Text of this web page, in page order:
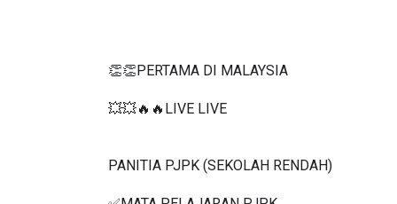
👏👏PERTAMA DI MALAYSIA
💥💥🔥🔥LIVE LIVE
PANITIA PJPK (SEKOLAH RENDAH)